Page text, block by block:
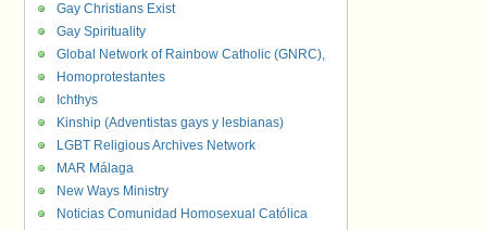
Gay Christians Exist
Gay Spirituality
Global Network of Rainbow Catholic (GNRC),
Homoprotestantes
Ichthys
Kinship (Adventistas gays y lesbianas)
LGBT Religious Archives Network
MAR Málaga
New Ways Ministry
Noticias Comunidad Homosexual Católica